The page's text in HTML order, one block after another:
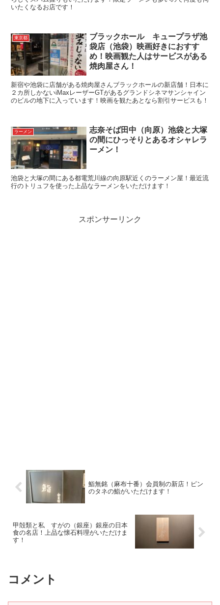
いたくなるお店です！
東京都
ブラックホール キュープラザ池
袋店（池袋）映画好きにおすす
め！映画観た人はサービスがある
焼肉屋さん！
新宿や池袋に店舗がある焼肉屋さんブラックホールの新店舗！日本に
２カ所しかないiMaxレーザーGTがあるグランドシネマサンシャイン
のビルの地下に入っています！映画を観たあとなら割引サービスも！
ラーメン
志奈そば田中（向原）池袋と大塚
の間にひっそりとあるオシャレラ
ーメン！
池袋と大塚の間にある都電荒川線の向原駅近くのラーメン屋！最近流
行のトリュフを使った上品なラーメンをいただけます！
スポンサーリンク
鮨無銘（麻布十番）会員制の新店！ピン
のタネの鮨がいただけます！
甲殻類と私 すがの（銀座）銀座の日本
食の名店！上品な懐石料理がいただけま
す！
コメント